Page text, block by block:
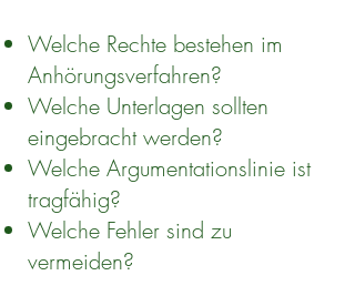
Welche Rechte bestehen im
Anhörungsverfahren?
Welche Unterlagen sollten
eingebracht werden?
Welche Argumentationslinie ist
tragfähig?
Welche Fehler sind zu
vermeiden?